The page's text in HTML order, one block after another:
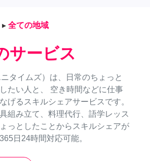
▸ 全ての地域
サービス
タイムズ）は、日常のちょっと
たい人と、 空き時間などに仕事
げるスキルシェアサービスです。
組み立て、料理代行、語学レッス
っとしたことからスキルシェアが
日24時間対応可能。